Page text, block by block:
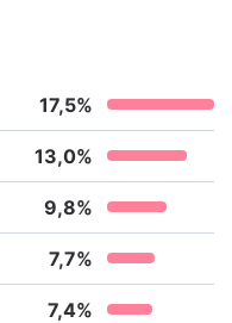
17,5%
13,0%
9,8%
7,7%
7,4%